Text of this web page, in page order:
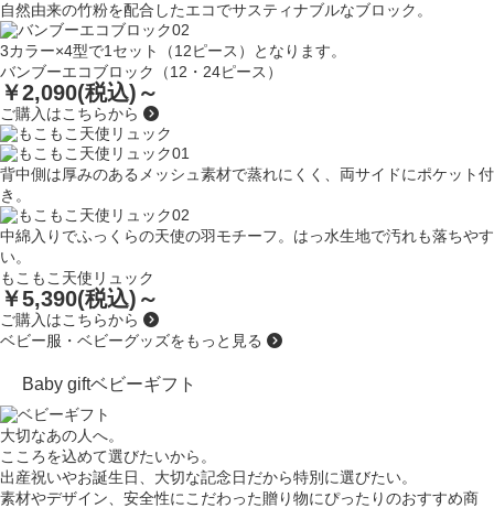
自然由来の竹粉を配合したエコでサスティナブルなブロック。
3カラー×4型で1セット（12ピース）となります。
バンブーエコブロック（12・24ピース）
￥2,090(税込)～
ご購入はこちらから
背中側は厚みのあるメッシュ素材で蒸れにくく、両サイドにポケット付
き。
中綿入りでふっくらの天使の羽モチーフ。はっ水生地で汚れも落ちやす
い。
もこもこ天使リュック
￥5,390(税込)～
ご購入はこちらから
ベビー服・ベビーグッズをもっと見る
Baby giftベビーギフト
大切なあの人へ。
こころを込めて選びたいから。
出産祝いやお誕生日、大切な記念日だから特別に選びたい。
素材やデザイン、安全性にこだわった贈り物にぴったりのおすすめ商